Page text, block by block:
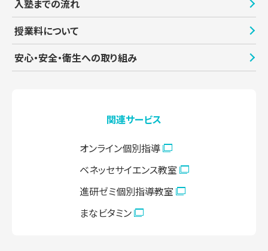
入塾までの流れ
授業料について
安心・安全・衛生への取り組み
関連サービス
オンライン個別指導
ベネッセサイエンス教室
進研ゼミ個別指導教室
まなビタミン